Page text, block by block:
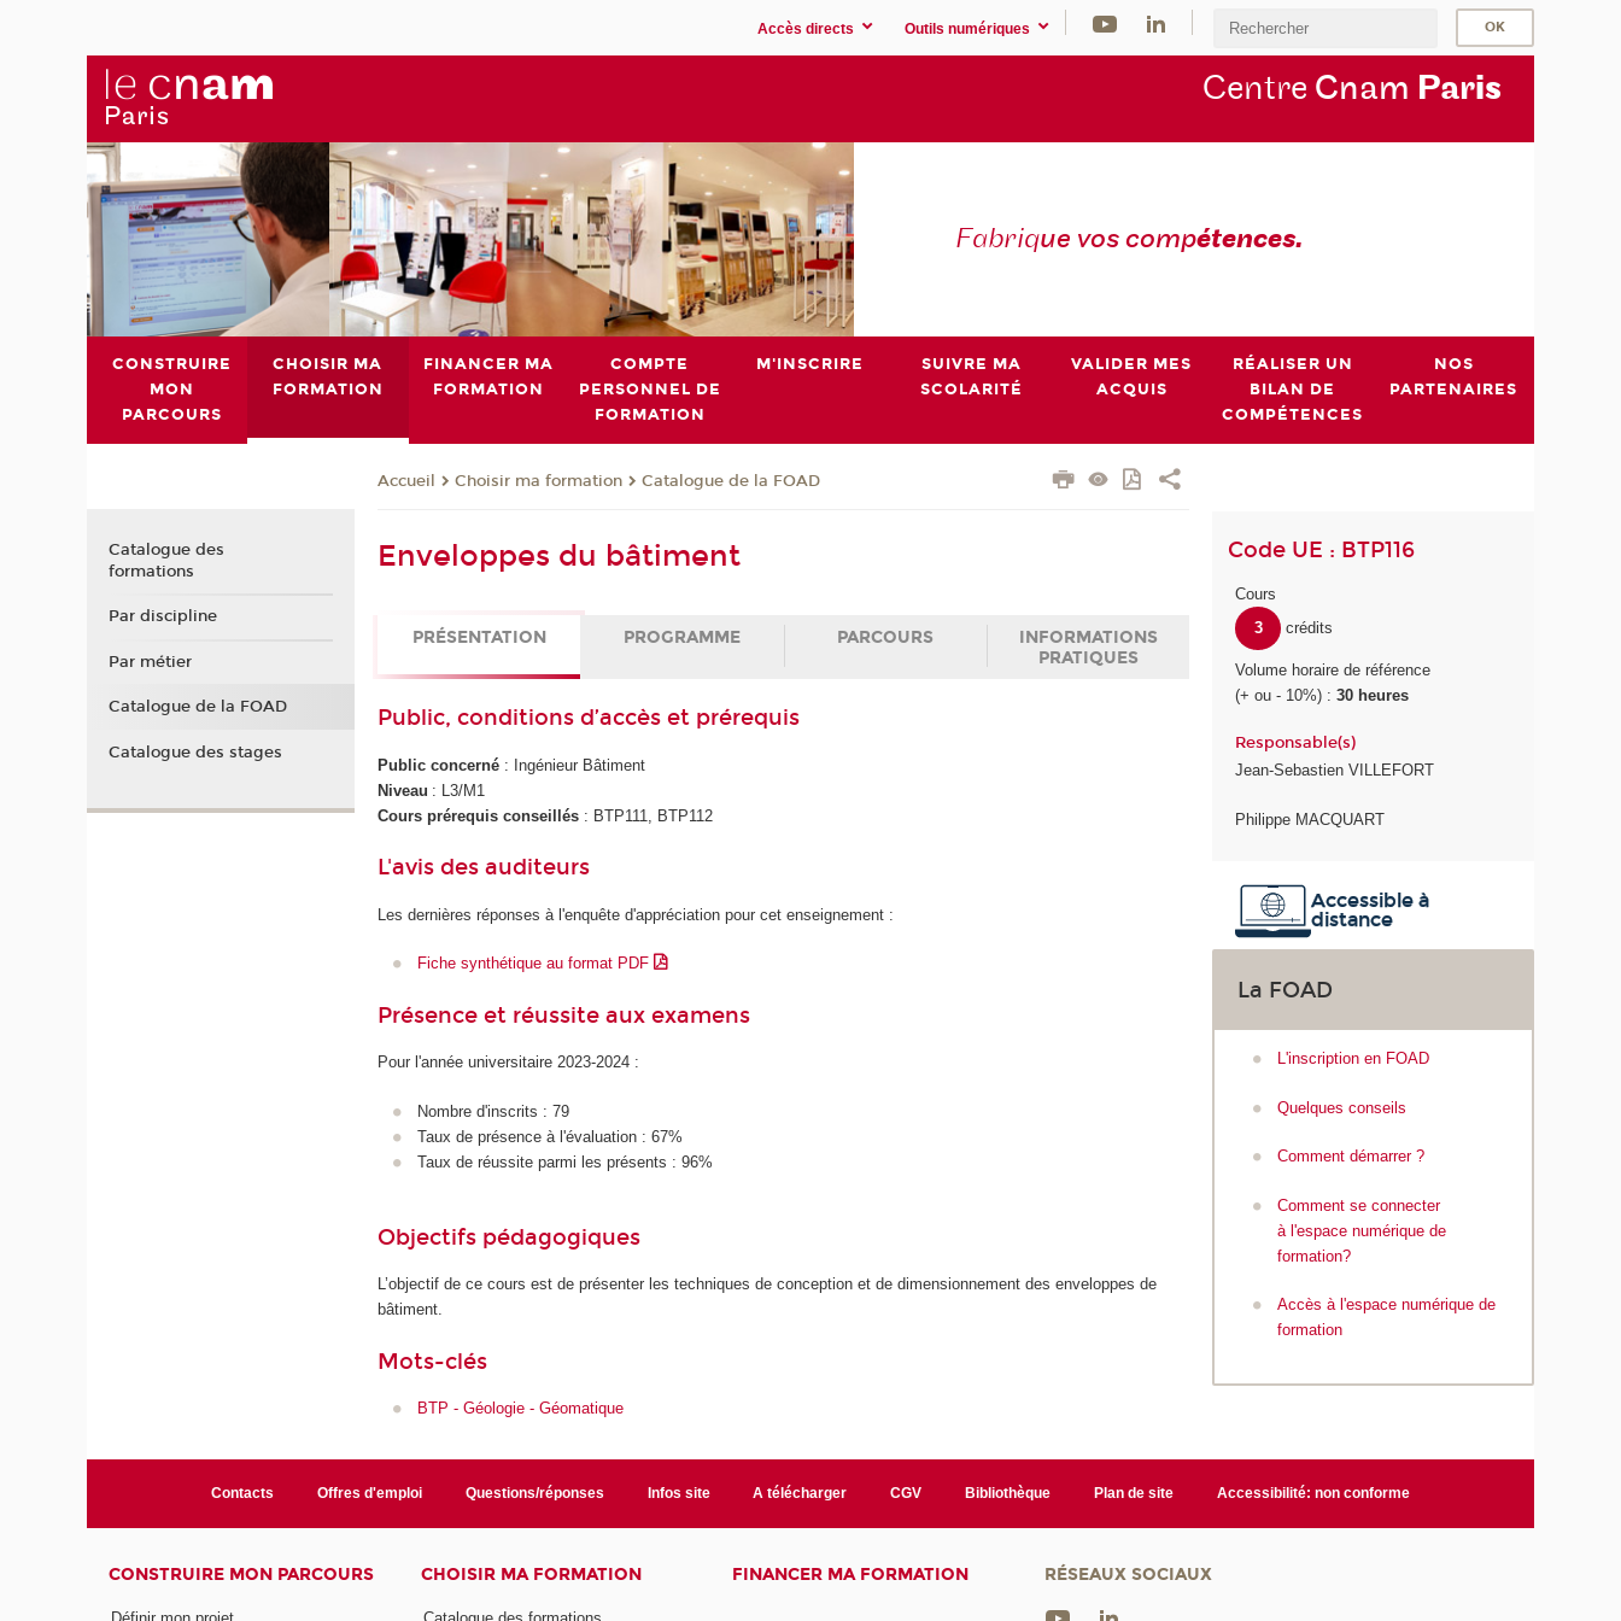
Accès directs Outils numériques
Centre Cnam Paris
Fabrique vos compétences.
CONSTRUIRE
MON
PARCOURS
CHOISIR MA
FORMATION
FINANCER MA
FORMATION
COMPTE
PERSONNEL DE
FORMATION
M'INSCRIRE
SUIVRE MA
SCOLARITÉ
VALIDER MES
ACQUIS
RÉALISER UN
BILAN DE
COMPÉTENCES
NOS
PARTENAIRES
Accueil Choisir ma formation Catalogue de la FOAD
Enveloppes du bâtiment
PRÉSENTATION PROGRAMME PARCOURS
INFORMATIONS
PRATIQUES
Public, conditions d’accès et prérequis
Public concerné : Ingénieur Bâtiment
Niveau : L3/M1
Cours prérequis conseillés : BTP111, BTP112
L'avis des auditeurs
Les dernières réponses à l'enquête d'appréciation pour cet enseignement :
Fiche synthétique au format PDF
Présence et réussite aux examens
Pour l'année universitaire 2023-2024 :
Nombre d'inscrits : 79
Taux de présence à l'évaluation : 67%
Taux de réussite parmi les présents : 96%
Objectifs pédagogiques
L’objectif de ce cours est de présenter les techniques de conception et de dimensionnement des enveloppes de
bâtiment.
Mots-clés
BTP - Géologie - Géomatique
Code UE : BTP116
Cours
3
crédits
Volume horaire de référence
(+ ou - 10%) :30 heures
Responsable(s)
Jean-Sebastien VILLEFORT
Philippe MACQUART
Accessible à
distance
La FOAD
L'inscription en FOAD
Quelques conseils
Comment démarrer ?
Comment se connecter
à l'espace numérique de
formation?
Accès à l'espace numérique de
formation
Catalogue des
formations
Par discipline
Par métier
Catalogue de la FOAD
Catalogue des stages
Contacts Offres d'emploi Questions/réponses Infos site A télécharger CGV Bibliothèque Plan de site Accessibilité: non conforme
CONSTRUIRE MON PARCOURS CHOISIR MA FORMATION FINANCER MA FORMATION RÉSEAUX SOCIAUX